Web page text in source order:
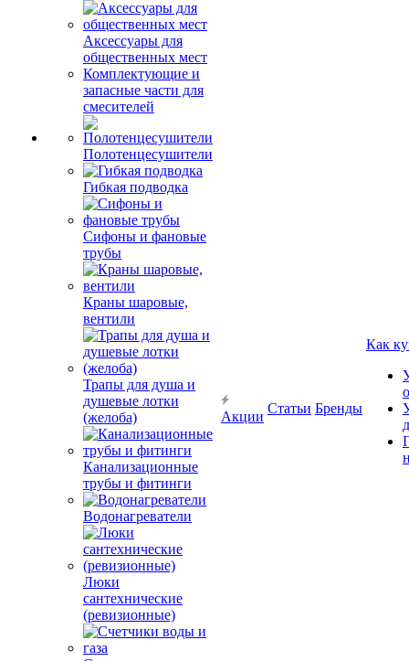
Аксессуары для
общественных мест
Комплектующие и
запасные части для
смесителей
Полотенцесушители
Гибкая подводка
Сифоны и фановые
трубы
Краны шаровые,
вентили
Трапы для душа и
душевые лотки
(желоба)
Канализационные
трубы и фитинги
Водонагреватели
Люки
сантехнические
(ревизионные)
Акции
Статьи Бренды
Как